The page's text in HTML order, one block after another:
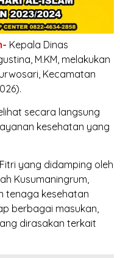
Kepala Dinas
M.KM, melakukan
Kecamatan
secara langsung
kesehatan yang
yang didamping oleh
Kusumaningrum,
tenaga kesehatan
berbagai masukan,
dirasakan terkait